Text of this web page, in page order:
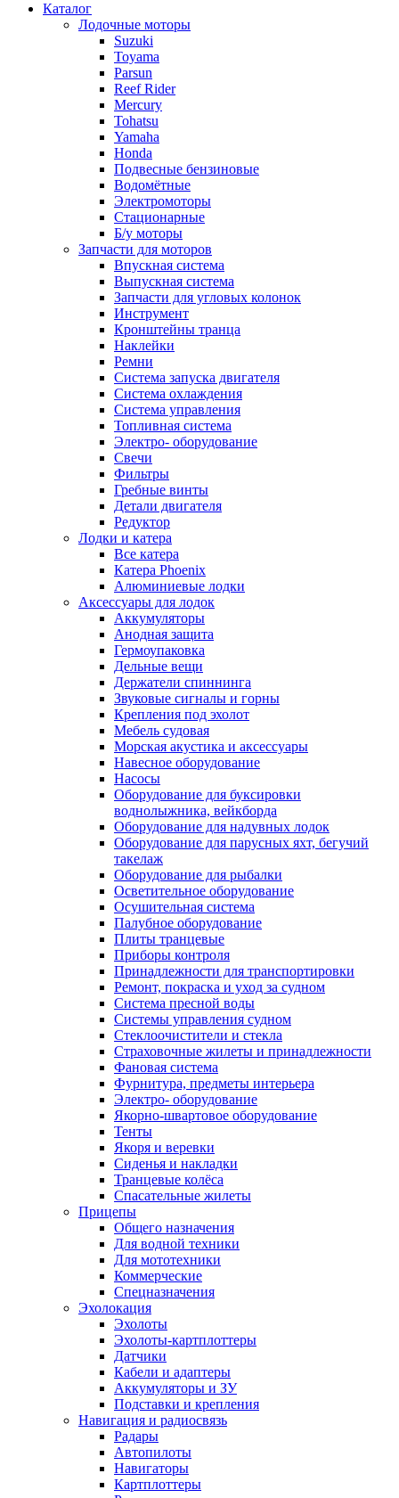
Каталог
Лодочные моторы
Suzuki
Toyama
Parsun
Reef Rider
Mercury
Tohatsu
Yamaha
Honda
Подвесные бензиновые
Водомётные
Электромоторы
Стационарные
Б/у моторы
Запчасти для моторов
Впускная система
Выпускная система
Запчасти для угловых колонок
Инструмент
Кронштейны транца
Наклейки
Ремни
Система запуска двигателя
Система охлаждения
Система управления
Топливная система
Электро- оборудование
Свечи
Фильтры
Гребные винты
Детали двигателя
Редуктор
Лодки и катера
Все катера
Катера Phoenix
Алюминиевые лодки
Аксессуары для лодок
Аккумуляторы
Анодная защита
Гермоупаковка
Дельные вещи
Держатели спиннинга
Звуковые сигналы и горны
Крепления под эхолот
Мебель судовая
Морская акустика и аксессуары
Навесное оборудование
Насосы
Оборудование для буксировки
воднолыжника, вейкборда
Оборудование для надувных лодок
Оборудование для парусных яхт, бегучий
такелаж
Оборудование для рыбалки
Осветительное оборудование
Осушительная система
Палубное оборудование
Плиты транцевые
Приборы контроля
Принадлежности для транспортировки
Ремонт, покраска и уход за судном
Система пресной воды
Системы управления судном
Стеклоочистители и стекла
Страховочные жилеты и принадлежности
Фановая система
Фурнитура, предметы интерьера
Электро- оборудование
Якорно-швартовое оборудование
Тенты
Якоря и веревки
Сиденья и накладки
Транцевые колёса
Спасательные жилеты
Прицепы
Общего назначения
Для водной техники
Для мототехники
Коммерческие
Спецназначения
Эхолокация
Эхолоты
Эхолоты-картплоттеры
Датчики
Кабели и адаптеры
Аккумуляторы и ЗУ
Подставки и крепления
Навигация и радиосвязь
Радары
Автопилоты
Навигаторы
Картплоттеры